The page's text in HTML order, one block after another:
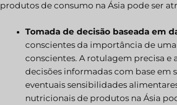
produtos de consumo na Ásia pode ser
Tomada de decisão baseada em
conscientes da importância de
conscientes. A rotulagem precisa
decisões informadas com base em
eventuais sensibilidades
nutricionais de produtos na Ásia